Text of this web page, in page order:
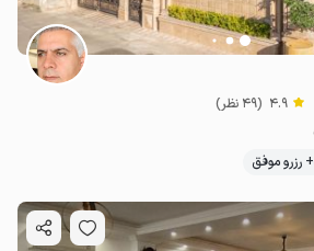
4.9 (49 نظر)